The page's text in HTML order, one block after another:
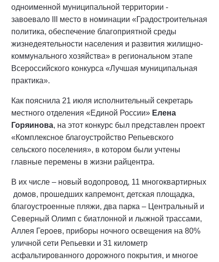
одноименной муниципальной территории -
завоевало III место в номинации «Градостроительная
политика, обеспечение благоприятной среды
жизнедеятельности населения и развития жилищно-
коммунального хозяйства» в региональном этапе
Всероссийского конкурса «Лучшая муниципальная
практика».
Как пояснила 21 июля исполнительный секретарь
местного отделения «Единой России» Елена
Горяинова, на этот конкурс был представлен проект
«Комплексное благоустройство Репьевского
сельского поселения», в котором были учтены
главные перемены в жизни райцентра.
В их числе – новый водопровод, 11 многоквартирных
домов, прошедших капремонт, детская площадка,
благоустроенные пляжи, два парка – Центральный и
Северный Олимп с биатлонной и лыжной трассами,
Аллея Героев, приборы ночного освещения на 80%
уличной сети Репьевки и 31 километр
асфальтированного дорожного покрытия, и многое